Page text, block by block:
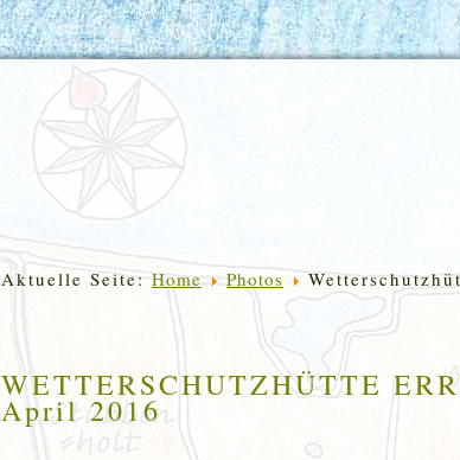
Aktuelle Seite:Home Photos
WETTERSCHUTZHÜTTE
April 2016